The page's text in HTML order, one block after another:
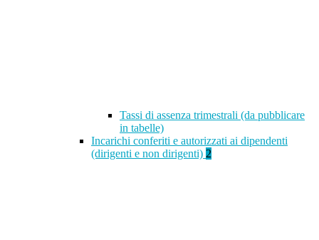
Tassi di assenza trimestrali (da pubblicare
in tabelle)
Incarichi conferiti e autorizzati ai dipendenti
(dirigenti e non dirigenti) 2